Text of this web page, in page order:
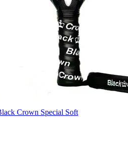
Crown Special Soft